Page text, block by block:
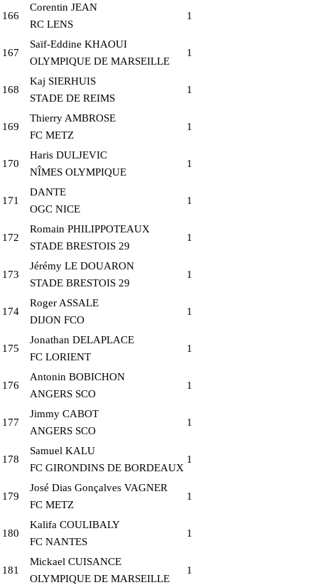
166
Corentin JEAN
RC LENS
1
167
Saïf-Eddine KHAOUI
OLYMPIQUE DE MARSEILLE
1
168
Kaj SIERHUIS
STADE DE REIMS
1
169
Thierry AMBROSE
FC METZ
1
170
Haris DULJEVIC
NÎMES OLYMPIQUE
1
171
DANTE
OGC NICE
1
172
Romain PHILIPPOTEAUX
STADE BRESTOIS 29
1
173
Jérémy LE DOUARON
STADE BRESTOIS 29
1
174
Roger ASSALE
DIJON FCO
1
175
Jonathan DELAPLACE
FC LORIENT
1
176
Antonin BOBICHON
ANGERS SCO
1
177
Jimmy CABOT
ANGERS SCO
1
178
Samuel KALU
FC GIRONDINS DE BORDEAUX
1
179
José Dias Gonçalves VAGNER
FC METZ
1
180
Kalifa COULIBALY
FC NANTES
1
181
Mickael CUISANCE
OLYMPIQUE DE MARSEILLE
1